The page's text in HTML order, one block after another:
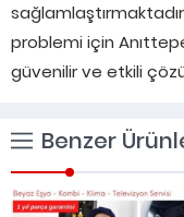
problemi için
güvenilir ve etkili
Benzer